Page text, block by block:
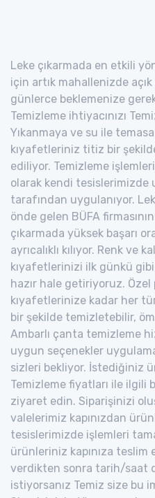
Leke çıkarmada en etkili
için artık mahallenizde
günlerce beklemenize
Temizleme ihtiyacınızı
Yıkanmaya ve su ile
kıyafetleriniz titiz bir
ediliyor. Temizleme
olarak kendi tesislerimizde
tarafından uygulanıyor.
önde gelen BÜFA
çıkarmada yüksek başarı
ayrıcalıklı kılıyor. Renk ve
kıyafetlerinizi ilk günkü
hazır hale getiriyoruz. Özel
kıyafetlerinize kadar her
bir şekilde temizletebilir,
Ambarlı çanta temizleme
uygun seçenekler
sizleri bekliyor. İstediğiniz
Temizleme fiyatları ile ilgili
ziyaret edin. Siparişinizi
valelerimiz kapınızdan
tesislerimizde işlemleri
ürünleriniz kapınıza teslim
verdikten sonra tarih/saat
istiyorsanız Temiz size bu